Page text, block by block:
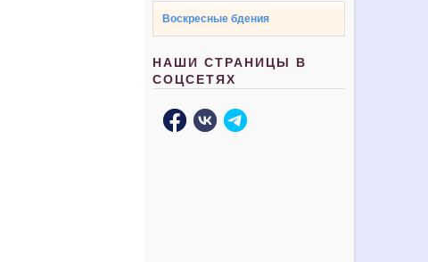
Воскресные бдения
НАШИ СТРАНИЦЫ В
СОЦСЕТЯХ